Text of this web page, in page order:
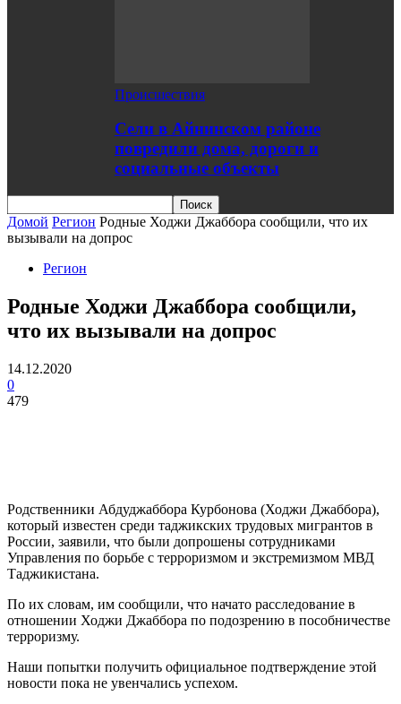
Происшествия
Сели в Айнинском районе
повредили дома, дороги и
социальные объекты
Домой Регион Родные Ходжи Джаббора сообщили, что их
вызывали на допрос
Регион
Родные Ходжи Джаббора сообщили,
что их вызывали на допрос
14.12.2020
0
479
Родственники Абдуджаббора Курбонова (Ходжи Джаббора),
который известен среди таджикских трудовых мигрантов в
России, заявили, что были допрошены сотрудниками
Управления по борьбе с терроризмом и экстремизмом МВД
Таджикистана.
По их словам, им сообщили, что начато расследование в
отношении Ходжи Джаббора по подозрению в пособничестве
терроризму.
Наши попытки получить официальное подтверждение этой
новости пока не увенчались успехом.